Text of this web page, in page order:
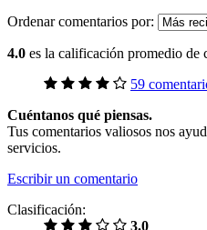
Ordenar comentarios por:
4.0 es la calificación promedio de
59
Cuéntanos qué piensas.
Tus comentarios valiosos nos
servicios.
Escribir un comentario
Clasificación:
3.0